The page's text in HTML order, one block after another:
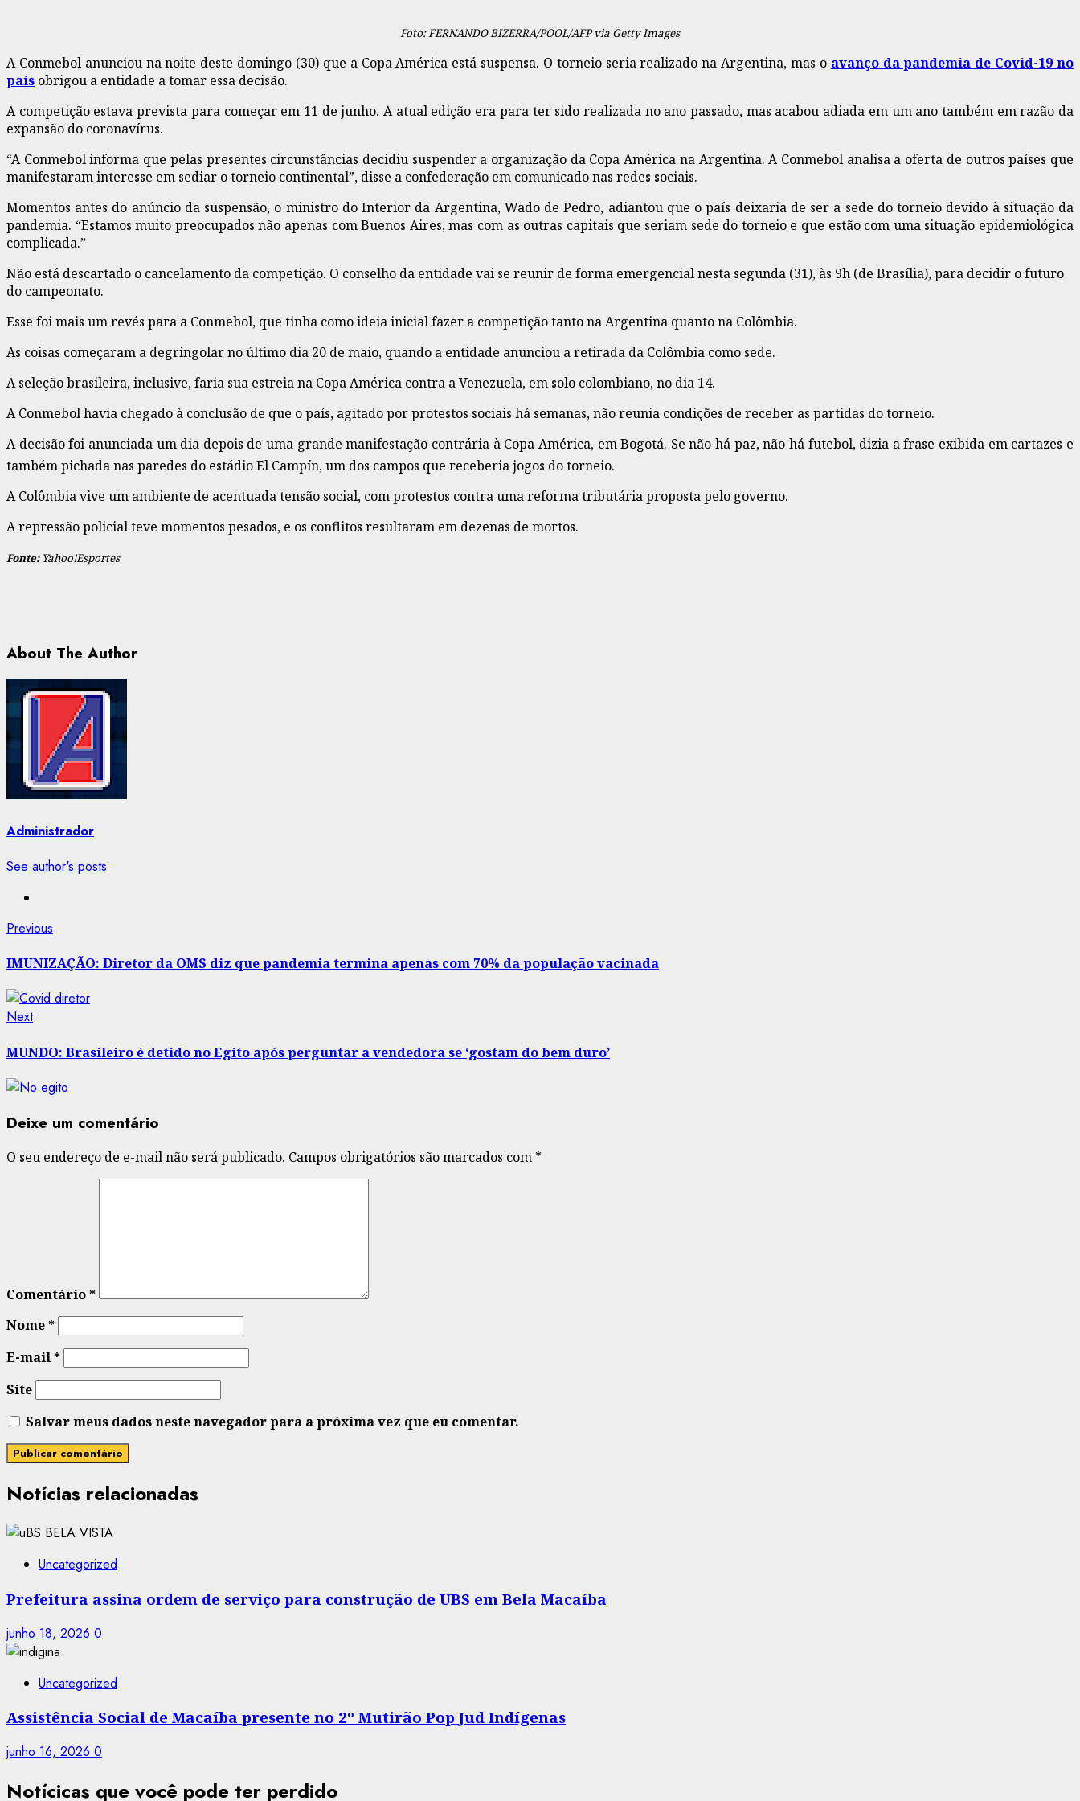
Foto: FERNANDO BIZERRA/POOL/AFP via Getty Images
A Conmebol anunciou na noite deste domingo (30) que a Copa América está suspensa. O torneio seria realizado na Argentina, mas o avanço da pandemia de Covid-19 no
país obrigou a entidade a tomar essa decisão.
A competição estava prevista para começar em 11 de junho. A atual edição era para ter sido realizada no ano passado, mas acabou adiada em um ano também em razão da
expansão do coronavírus.
“A Conmebol informa que pelas presentes circunstâncias decidiu suspender a organização da Copa América na Argentina. A Conmebol analisa a oferta de outros países que
manifestaram interesse em sediar o torneio continental”, disse a confederação em comunicado nas redes sociais.
Momentos antes do anúncio da suspensão, o ministro do Interior da Argentina, Wado de Pedro, adiantou que o país deixaria de ser a sede do torneio devido à situação da
pandemia. “Estamos muito preocupados não apenas com Buenos Aires, mas com as outras capitais que seriam sede do torneio e que estão com uma situação epidemiológica
complicada.”
Não está descartado o cancelamento da competição. O conselho da entidade vai se reunir de forma emergencial nesta segunda (31), às 9h (de Brasília), para decidir o futuro
do campeonato.
Esse foi mais um revés para a Conmebol, que tinha como ideia inicial fazer a competição tanto na Argentina quanto na Colômbia.
As coisas começaram a degringolar no último dia 20 de maio, quando a entidade anunciou a retirada da Colômbia como sede.
A seleção brasileira, inclusive, faria sua estreia na Copa América contra a Venezuela, em solo colombiano, no dia 14.
A Conmebol havia chegado à conclusão de que o país, agitado por protestos sociais há semanas, não reunia condições de receber as partidas do torneio.
A decisão foi anunciada um dia depois de uma grande manifestação contrária à Copa América, em Bogotá. Se não há paz, não há futebol, dizia a frase exibida em cartazes e
também pichada nas paredes do estádio El Campín, um dos campos que receberia jogos do torneio.
A Colômbia vive um ambiente de acentuada tensão social, com protestos contra uma reforma tributária proposta pelo governo.
A repressão policial teve momentos pesados, e os conflitos resultaram em dezenas de mortos.
Fonte: Yahoo!Esportes
About The Author
Administrador
See author's posts
Post
navigation
Previous
IMUNIZAÇÃO: Diretor da OMS diz que pandemia termina apenas com 70% da população vacinada
NextNext
MUNDO: Brasileiro é detido no Egito após perguntar a vendedora se ‘gostam do bem duro’
Deixe um comentário
O seu endereço de e-mail não será publicado. Campos obrigatórios são marcados com *
Comentário*
Nome*
E-mail*
Site
Salvar meus dados neste navegador para a próxima vez que eu comentar.
Notícias relacionadas
Uncategorized
Prefeitura assina ordem de serviço para construção de UBS em Bela Macaíba
junho 18, 2026 0
Uncategorized
Assistência Social de Macaíba presente no 2º Mutirão Pop Jud Indígenas
junho 16, 2026 0
Notícicas que você pode ter perdido